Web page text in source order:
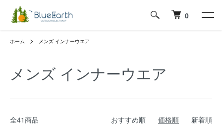
0
ホーム メンズ インナーウエア
メンズ インナーウエア
全41商品 おすすめ順 価格順 新着順